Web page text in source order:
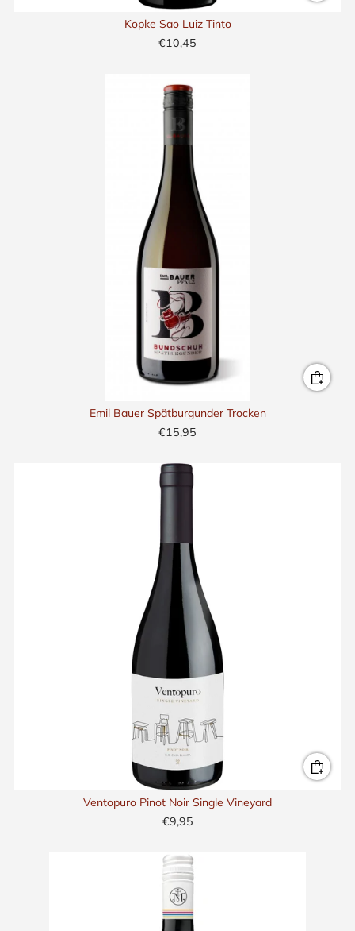
Kopke Sao Luiz Tinto
€10,45
Emil Bauer Spätburgunder Trocken
€15,95
Ventopuro Pinot Noir Single Vineyard
€9,95